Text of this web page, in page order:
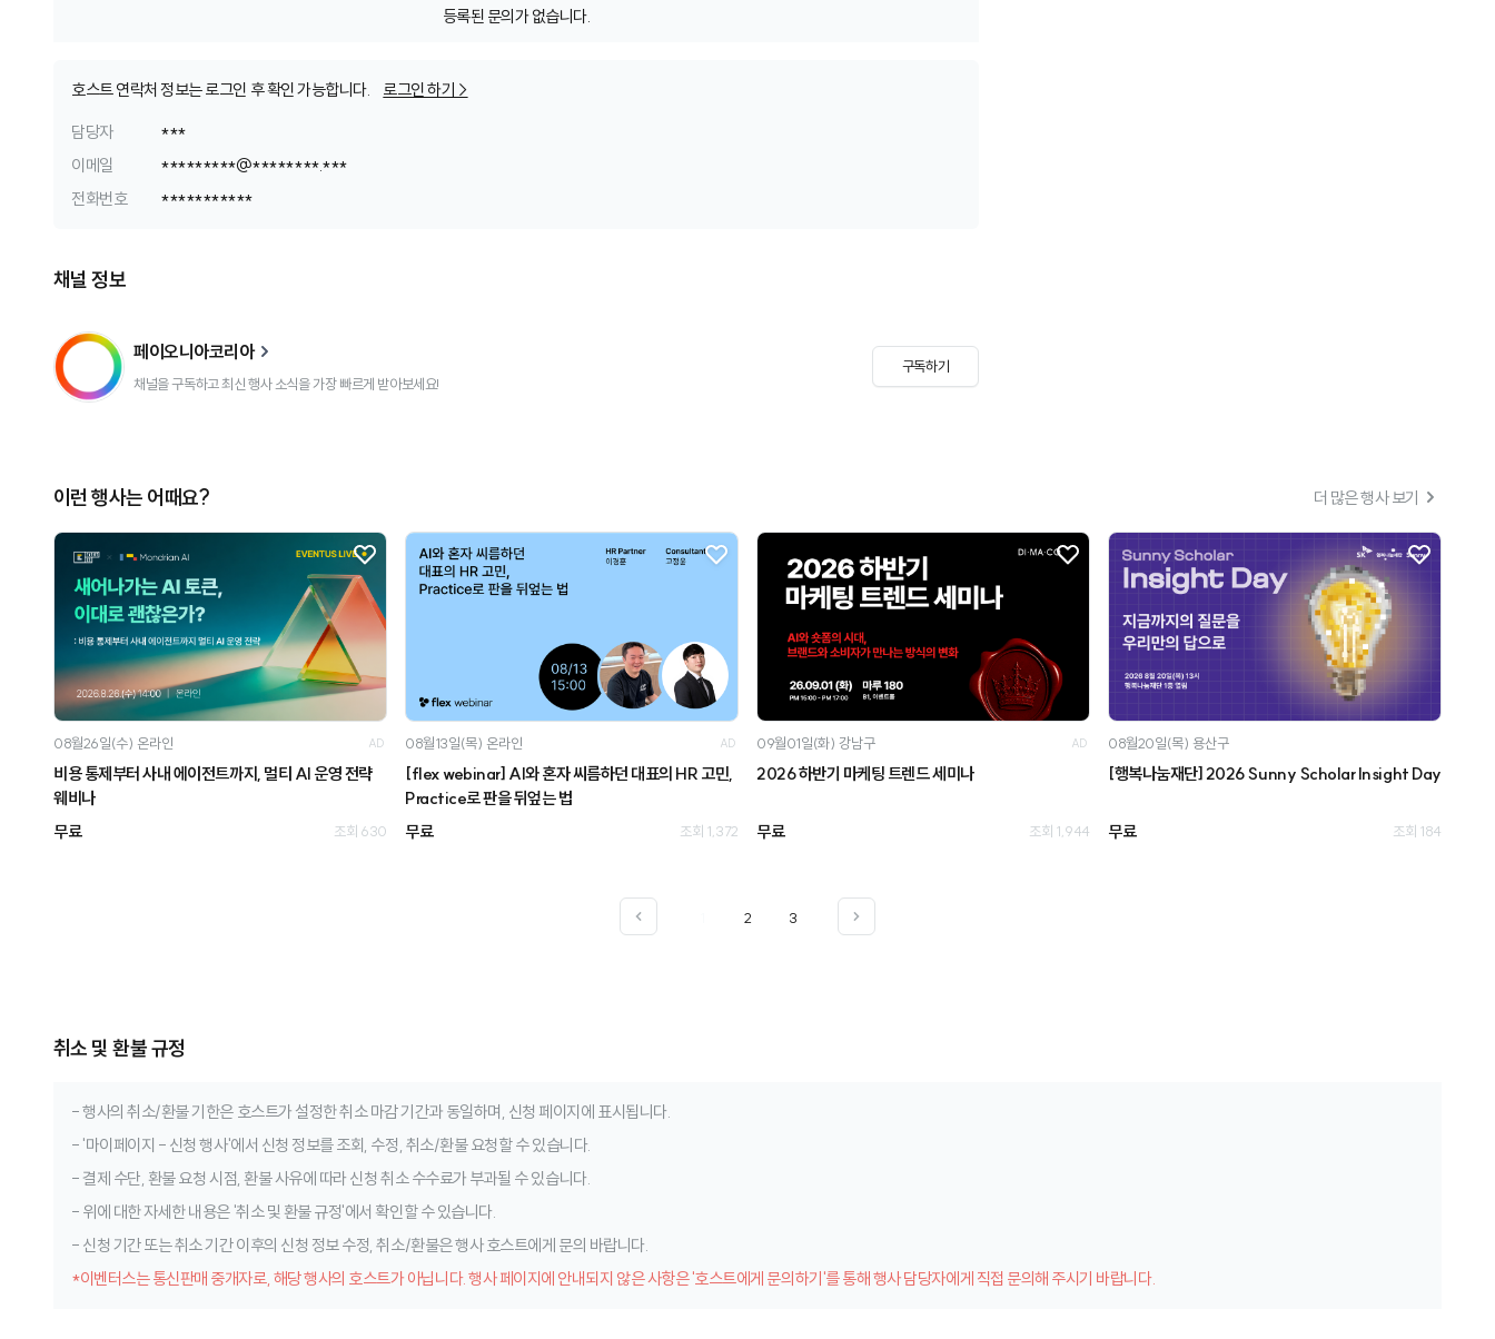
등록된 문의가 없습니다.
호스트 연락처 정보는 로그인 후 확인 가능합니다.
로그인 하기 >
담당자
***
이메일
*********@********.***
전화번호
***********
채널 정보
페이오니아코리아
채널을 구독하고 최신 행사 소식을 가장 빠르게 받아보세요!
구독하기
이런 행사는 어때요? 더 많은 행사 보기
08월26일(수) 온라인 AD
비용 통제부터 사내 에이전트까지, 멀티 AI 운영 전략
웨비나
무료
조회 630
08월13일(목) 온라인 AD
[flex webinar] AI와 혼자 씨름하던 대표의 HR 고민,
Practice로 판을 뒤엎는 법
무료
조회 1,372
09월01일(화) 강남구 AD
2026 하반기 마케팅 트렌드 세미나
무료 조회 1,944
08월20일(목) 용산구
[행복나눔재단] 2026 Sunny Scholar Insight Day
무료 조회 184
2 3
취소 및 환불 규정
- 행사의 취소/환불 기한은 호스트가 설정한 취소 마감 기간과 동일하며, 신청 페이지에 표시됩니다.
- '마이페이지 - 신청 행사'에서 신청 정보를 조회, 수정, 취소/환불 요청할 수 있습니다.
- 결제 수단, 환불 요청 시점, 환불 사유에 따라 신청 취소 수수료가 부과될 수 있습니다.
- 위에 대한 자세한 내용은 '취소 및 환불 규정'에서 확인할 수 있습니다.
- 신청 기간 또는 취소 기간 이후의 신청 정보 수정, 취소/환불은 행사 호스트에게 문의 바랍니다.
*이벤터스는 통신판매 중개자로, 해당 행사의 호스트가 아닙니다. 행사 페이지에 안내되지 않은 사항은 '호스트에게 문의하기'를 통해 행사 담당자에게 직접 문의해 주시기 바랍니다.